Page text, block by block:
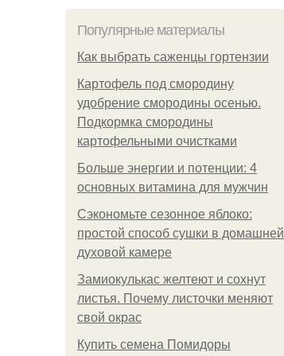
Популярные материалы
Как выбрать саженцы гортензии
Картофель под смородину
удобрение смородины осенью.
Подкормка смородины
картофельными очистками
Больше энергии и потенции: 4
основных витамина для мужчин
Сэкономьте сезонное яблоко:
простой способ сушки в домашней
духовой камере
Замиокулькас желтеют и сохнут
листья. Почему листочки меняют
свой окрас
Купить семена Помидоры